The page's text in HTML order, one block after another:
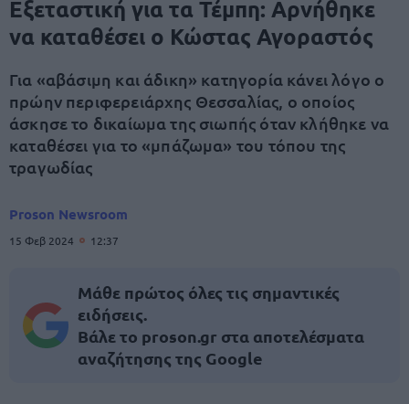
Εξεταστική για τα Τέμπη: Αρνήθηκε
να καταθέσει ο Κώστας Αγοραστός
Για «αβάσιμη και άδικη» κατηγορία κάνει λόγο ο
πρώην περιφερειάρχης Θεσσαλίας, ο οποίος
άσκησε το δικαίωμα της σιωπής όταν κλήθηκε να
καταθέσει για το «μπάζωμα» του τόπου της
τραγωδίας
Proson Newsroom
15 Φεβ 2024 12:37
Μάθε πρώτος όλες τις σημαντικές
ειδήσεις.
Βάλε το proson.gr στα αποτελέσματα
αναζήτησης της Google